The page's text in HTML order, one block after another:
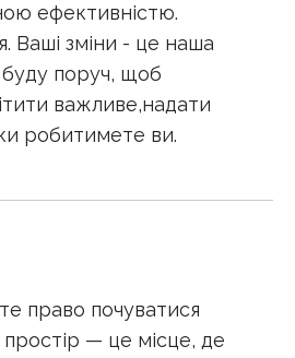
ефективністю.
Ваші зміни - це наша
буду поруч, щоб
важливе,надати
робитимете ви.
право почуватися
— це місце, де